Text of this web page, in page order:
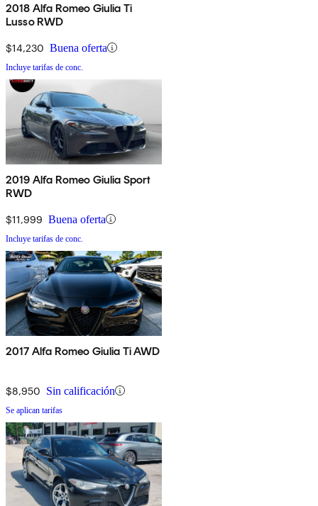
2018 Alfa Romeo Giulia Ti
Lusso RWD
$14,230 Buena oferta
Incluye tarifas de conc.
2019 Alfa Romeo Giulia Sport
RWD
$11,999 Buena oferta
Incluye tarifas de conc.
2017 Alfa Romeo Giulia Ti AWD
$8,950 Sin calificación
Se aplican tarifas